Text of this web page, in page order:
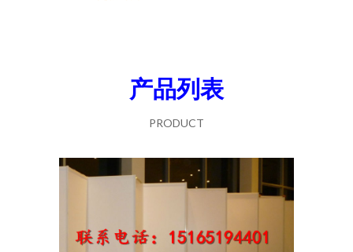
产品列表
PRODUCT